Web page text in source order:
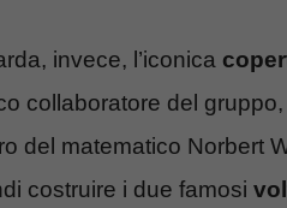
invece, l’iconica
collaboratore del
del matematico Norbert
costruire i due famosi